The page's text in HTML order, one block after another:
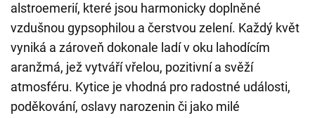
alstroemerií, které jsou harmonicky doplněné
vzdušnou gypsophilou a čerstvou zelení. Každý květ
vyniká a zároveň dokonale ladí v oku lahodícím
aranžmá, jež vytváří vřelou, pozitivní a svěží
atmosféru. Kytice je vhodná pro radostné události,
poděkování, oslavy narozenin či jako milé